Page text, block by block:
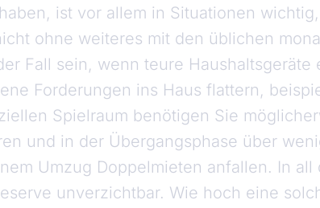
ist vor allem in Situationen
ohne weiteres mit den üblichen
Fall sein, wenn teure Haushaltsgeräte
Forderungen ins Haus flattern,
Spielraum benötigen Sie
und in der Übergangsphase über
Umzug Doppelmieten anfallen. In all
unverzichtbar. Wie hoch eine